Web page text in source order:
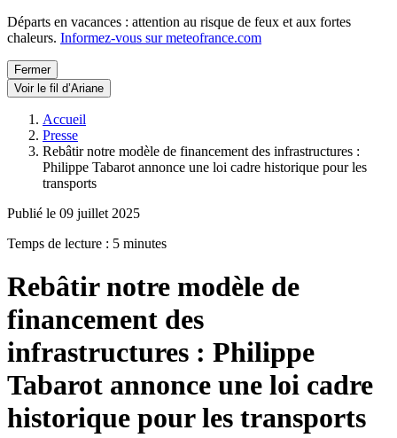
Départs en vacances : attention au risque de feux et aux fortes
chaleurs. Informez-vous sur meteofrance.com
Fermer
Voir le fil d’Ariane
Accueil
Presse
Rebâtir notre modèle de financement des infrastructures :
Philippe Tabarot annonce une loi cadre historique pour les
transports
Publié le 09 juillet 2025
Temps de lecture : 5 minutes
Rebâtir notre modèle de
financement des
infrastructures : Philippe
Tabarot annonce une loi cadre
historique pour les transports